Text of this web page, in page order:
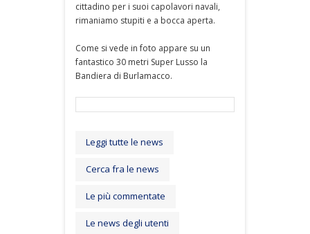
cittadino per i suoi capolavori navali,
rimaniamo stupiti e a bocca aperta.
Come si vede in foto appare su un
fantastico 30 metri Super Lusso la
Bandiera di Burlamacco.
Leggi tutte le news
Cerca fra le news
Le più commentate
Le news degli utenti